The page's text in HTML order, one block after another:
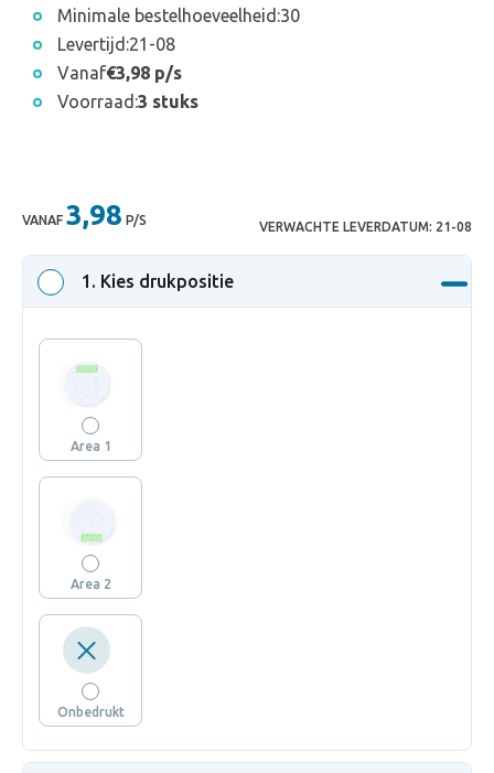
Minimale bestelhoeveelheid:30
Levertijd:21-08
Vanaf€3,98 p/s
Voorraad:3 stuks
VANAF 3,98 P/S VERWACHTE LEVERDATUM: 21-08
1 . Kies drukpositie
Area 1
Area 2
Onbedrukt